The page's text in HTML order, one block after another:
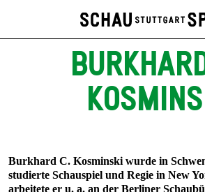
Burkhard C. Kosminski wurde in
studierte Schauspiel und Regie in New
arbeitete er u. a. an der Berliner